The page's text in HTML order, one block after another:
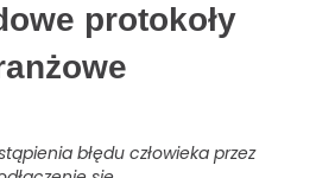
protokoły
błędu człowieka przez